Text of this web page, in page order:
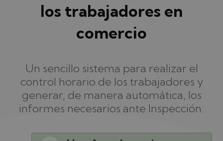
los trabajadores en
comercio
Un sencillo sistema para realizar el
control horario de los trabajadores y
generar, de manera automática, los
informes necesarios ante Inspección.